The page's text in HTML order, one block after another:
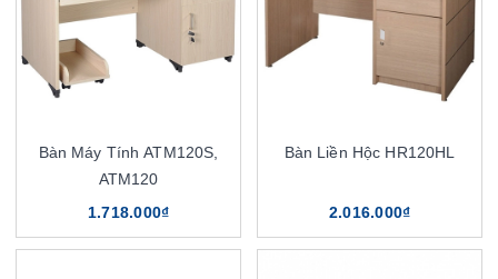
Bàn Máy Tính ATM120S,
ATM120
1.718.000₫
Bàn Liền Hộc HR120HL
2.016.000₫